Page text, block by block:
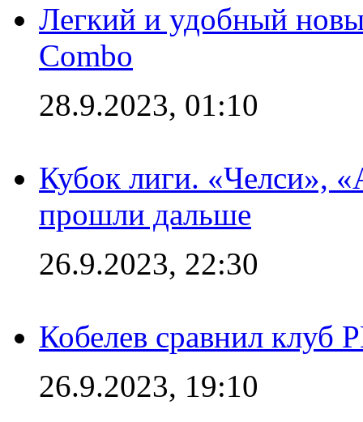
Легкий и удобный
Combo
28.9.2023, 01:10
Кубок лиги. «Челси»,
прошли дальше
26.9.2023, 22:30
Кобелев сравнил клуб
26.9.2023, 19:10